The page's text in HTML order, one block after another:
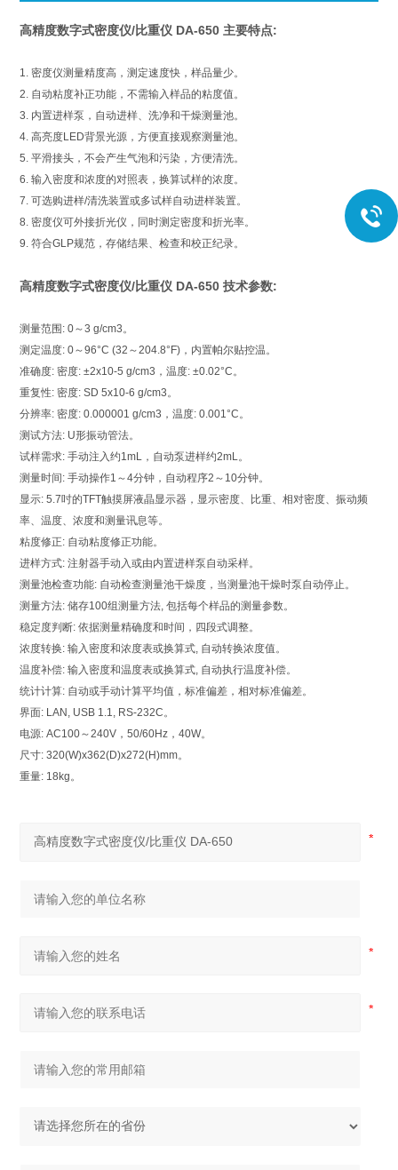
高精度数字式密度仪/比重仪 DA-650 主要特点:
1. 密度仪测量精度高，测定速度快，样品量少。
2. 自动粘度补正功能，不需输入样品的粘度值。
3. 内置进样泵，自动进样、洗净和干燥测量池。
4. 高亮度LED背景光源，方便直接观察测量池。
5. 平滑接头，不会产生气泡和污染，方便清洗。
6. 输入密度和浓度的对照表，换算试样的浓度。
7. 可选购进样/清洗装置或多试样自动进样装置。
8. 密度仪可外接折光仪，同时测定密度和折光率。
9. 符合GLP规范，存储结果、检查和校正纪录。
高精度数字式密度仪/比重仪 DA-650 技术参数:
测量范围: 0～3 g/cm3。
测定温度: 0～96°C (32～204.8°F)，内置帕尔贴控温。
准确度: 密度: ±2x10-5 g/cm3，温度: ±0.02°C。
重复性: 密度: SD 5x10-6 g/cm3。
分辨率: 密度: 0.000001 g/cm3，温度: 0.001°C。
测试方法: U形振动管法。
试样需求: 手动注入约1mL，自动泵进样约2mL。
测量时间: 手动操作1～4分钟，自动程序2～10分钟。
显示: 5.7吋的TFT触摸屏液晶显示器，显示密度、比重、相对密度、振动频
率、温度、浓度和测量讯息等。
粘度修正: 自动粘度修正功能。
进样方式: 注射器手动入或由内置进样泵自动采样。
测量池检查功能: 自动检查测量池干燥度，当测量池干燥时泵自动停止。
测量方法: 储存100组测量方法, 包括每个样品的测量参数。
稳定度判断: 依据测量精确度和时间，四段式调整。
浓度转换: 输入密度和浓度表或换算式, 自动转换浓度值。
温度补偿: 输入密度和温度表或换算式, 自动执行温度补偿。
统计计算: 自动或手动计算平均值，标准偏差，相对标准偏差。
界面: LAN, USB 1.1, RS-232C。
电源: AC100～240V，50/60Hz，40W。
尺寸: 320(W)x362(D)x272(H)mm。
重量: 18kg。